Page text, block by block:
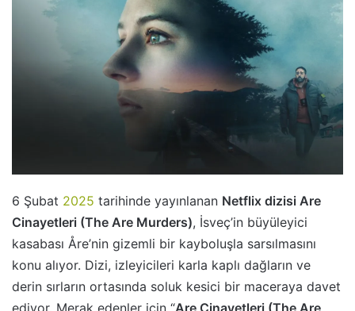
6 Şubat 2025 tarihinde yayınlanan Netflix dizisi Are
Cinayetleri (The Are Murders), İsveç’in büyüleyici
kasabası Åre’nin gizemli bir kayboluşla sarsılmasını
konu alıyor. Dizi, izleyicileri karla kaplı dağların ve
derin sırların ortasında soluk kesici bir maceraya davet